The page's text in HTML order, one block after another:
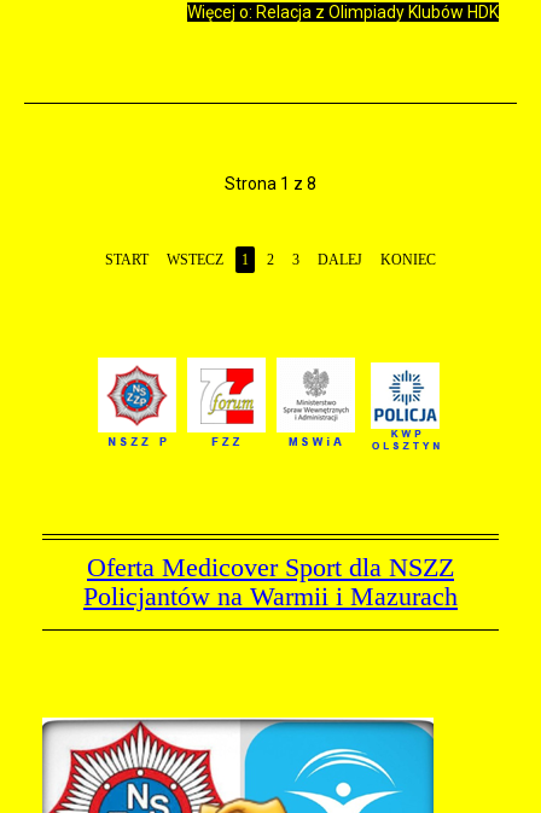
Więcej o: Relacja z Olimpiady Klubów HDK
Strona 1 z 8
START WSTECZ 1 2 3 DALEJ KONIEC
Oferta Medicover Sport dla NSZZ
Policjantów na Warmii i Mazurach